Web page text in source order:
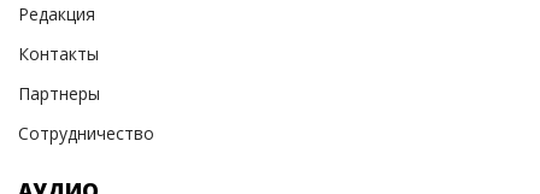
Редакция
Контакты
Партнеры
Сотрудничество